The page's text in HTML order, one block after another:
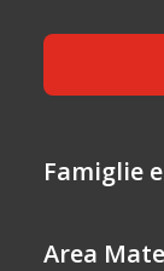
M
E
T
O
*
Famiglie
Area